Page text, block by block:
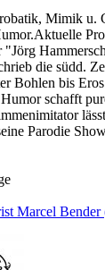
Mimik u.
die südd.
Bohlen bis
schafft
Parodie
Marcel